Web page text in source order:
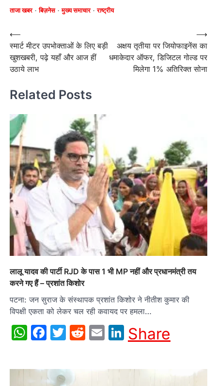
ताजा खबर बिज़नेस मुख्य समाचार राष्ट्रीय
Post
navigation
⟵
स्मार्ट मीटर उपभोक्ताओं के लिए बड़ी
खुशखबरी, पढ़े यहाँ और आज हीं
उठाये लाभ
अक्षय तृतीया पर जियोफाइनेंस का
धमाकेदार ऑफर, डिजिटल गोल्ड पर
मिलेगा 1% अतिरिक्त सोना
⟶
Related Posts
लालू यादव की पार्टी RJD के पास 1 भी MP नहीं और प्रधानमंत्री तय
करने गए हैं – प्रशांत किशोर
पटना: जन सुराज के संस्थापक प्रशांत किशोर ने नीतीश कुमार की
विपक्षी एकता को लेकर चल रही कवायद पर हमला…
WhatsApp
Facebook
Twitter
Reddit
EmailLinkedIn
Share